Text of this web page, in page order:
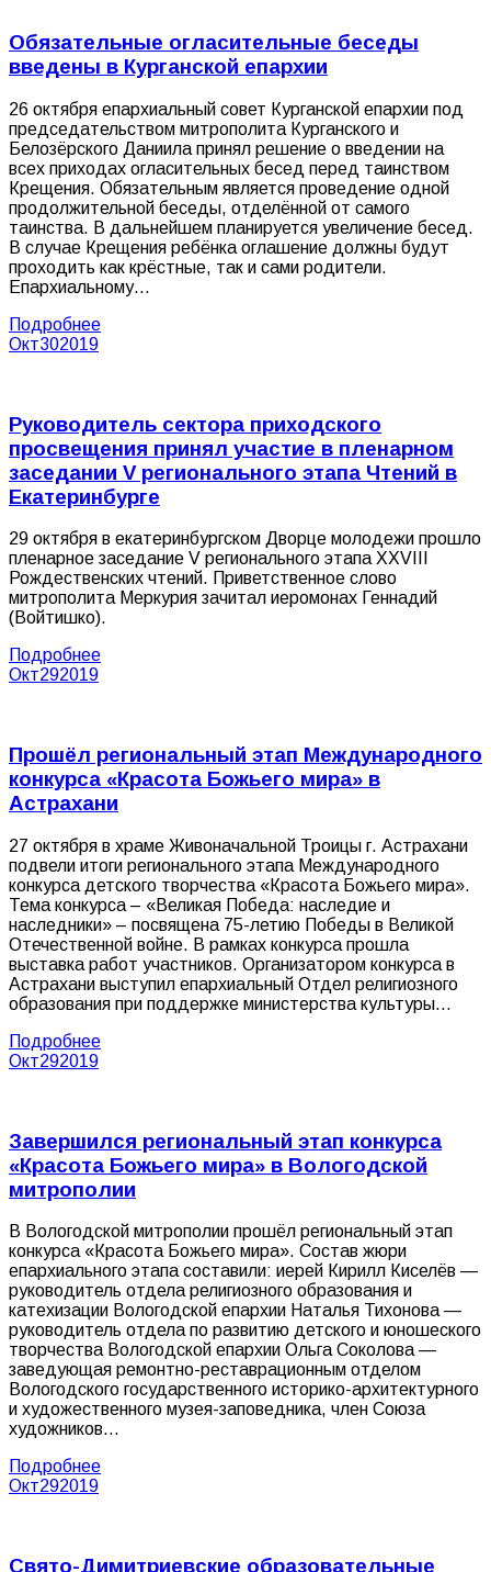
Обязательные огласительные беседы
введены в Курганской епархии
26 октября епархиальный совет Курганской епархии под
председательством митрополита Курганского и
Белозёрского Даниила принял решение о введении на
всех приходах огласительных бесед перед таинством
Крещения. Обязательным является проведение одной
продолжительной беседы, отделённой от самого
таинства. В дальнейшем планируется увеличение бесед.
В случае Крещения ребёнка оглашение должны будут
проходить как крёстные, так и сами родители.
Епархиальному…
Подробнее
Окт302019
Руководитель сектора приходского
просвещения принял участие в пленарном
заседании V регионального этапа Чтений в
Екатеринбурге
29 октября в екатеринбургском Дворце молодежи прошло
пленарное заседание V регионального этапа XXVIII
Рождественских чтений. Приветственное слово
митрополита Меркурия зачитал иеромонах Геннадий
(Войтишко).
Подробнее
Окт292019
Прошёл региональный этап Международного
конкурса «Красота Божьего мира» в
Астрахани
27 октября в храме Живоначальной Троицы г. Астрахани
подвели итоги регионального этапа Международного
конкурса детского творчества «Красота Божьего мира».
Тема конкурса – «Великая Победа: наследие и
наследники» – посвящена 75-летию Победы в Великой
Отечественной войне. В рамках конкурса прошла
выставка работ участников. Организатором конкурса в
Астрахани выступил епархиальный Отдел религиозного
образования при поддержке министерства культуры…
Подробнее
Окт292019
Завершился региональный этап конкурса
«Красота Божьего мира» в Вологодской
митрополии
В Вологодской митрополии прошёл региональный этап
конкурса «Красота Божьего мира». Состав жюри
епархиального этапа составили: иерей Кирилл Киселёв —
руководитель отдела религиозного образования и
катехизации Вологодской епархии Наталья Тихонова —
руководитель отдела по развитию детского и юношеского
творчества Вологодской епархии Ольга Соколова —
заведующая ремонтно-реставрационным отделом
Вологодского государственного историко-архитектурного
и художественного музея-заповедника, член Союза
художников…
Подробнее
Окт292019
Свято-Димитриевские образовательные